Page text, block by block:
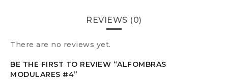
REVIEWS (0)
There are no reviews yet.
BE THE FIRST TO REVIEW “ALFOMBRAS
MODULARES #4”